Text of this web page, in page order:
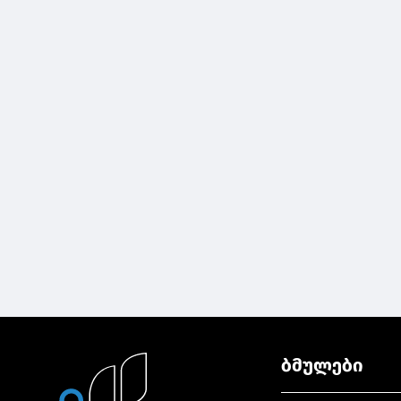
ბმულები